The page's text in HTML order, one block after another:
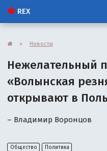
REX
» Новости
Нежелательный
«Волынская
открывают в
– Владимир Воронцов
Общество Политика